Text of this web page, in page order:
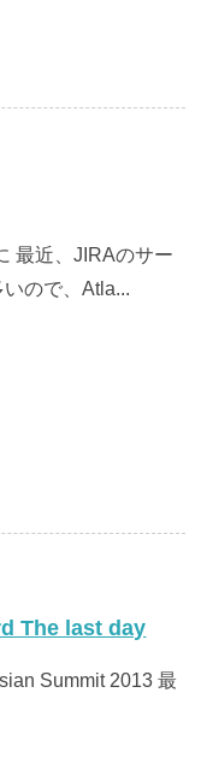
最近、JIRAのサー
ので、Atla...
The last day
Summit 2013 最